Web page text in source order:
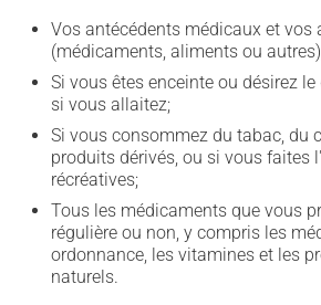
Vos antécédents médicaux et vos
(médicaments, aliments ou
Si vous êtes enceinte ou désirez le
si vous allaitez;
Si vous consommez du tabac, du
produits dérivés, ou si vous faites
récréatives;
Tous les médicaments que vous
régulière ou non, y compris les
ordonnance, les vitamines et les
naturels.